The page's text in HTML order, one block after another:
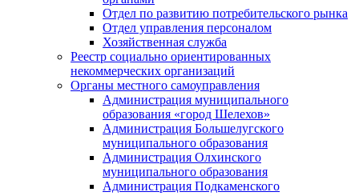
Отдел по развитию потребительского рынка
Отдел управления персоналом
Хозяйственная служба
Реестр социально ориентированных
некоммерческих организаций
Органы местного самоуправления
Администрация муниципального
образования «город Шелехов»
Администрация Большелугского
муниципального образования
Администрация Олхинского
муниципального образования
Администрация Подкаменского